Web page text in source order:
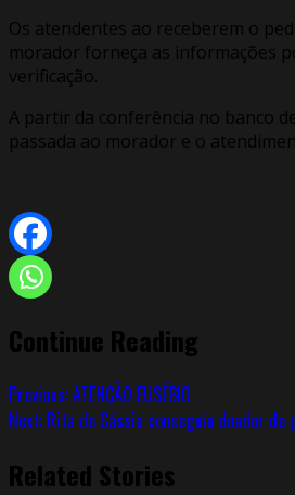
Os atendentes ao receberem o
morador forneça as informações
verificação.
A partir da conferência no banco
passada ao morador e o
Continue Reading
Previous:ATENÇÃO EUSÉBIO
Next: Rita de Cássia conseguiu doador
Related Stories